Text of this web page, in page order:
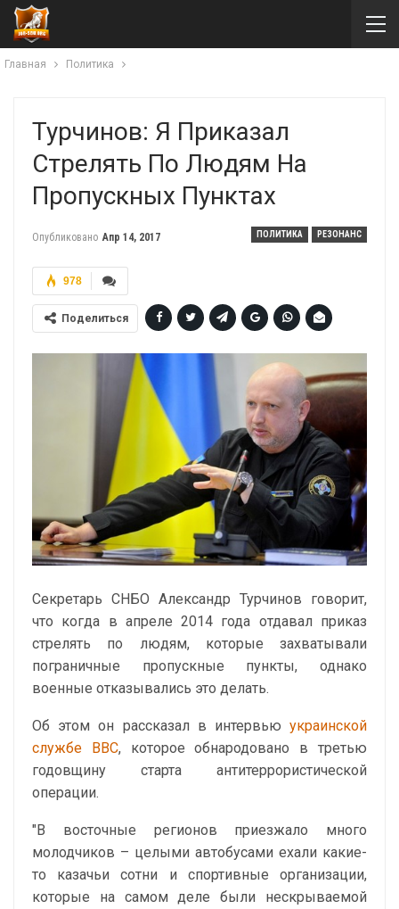
Главная Политика
Турчинов: Я Приказал
Стрелять По Людям На
Пропускных Пунктах
ПОЛИТИКА РЕЗОНАНС
Опубликовано Апр 14, 2017
978
Поделиться
Секретарь СНБО Александр Турчинов говорит,
что когда в апреле 2014 года отдавал приказ
стрелять по людям, которые захватывали
пограничные пропускные пункты, однако
военные отказывались это делать.
Об этом он рассказал в интервью украинской
службе ВВС, которое обнародовано в третью
годовщину старта антитеррористической
операции.
"В восточные регионов приезжало много
молодчиков – целыми автобусами ехали какие-
то казачьи сотни и спортивные организации,
которые на самом деле были нескрываемой